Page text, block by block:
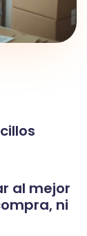
al mejor
ni